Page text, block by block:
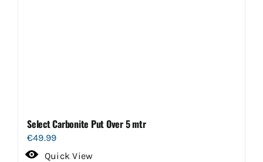
Select Carbonite Put Over 5 mtr
€49.99
Quick View